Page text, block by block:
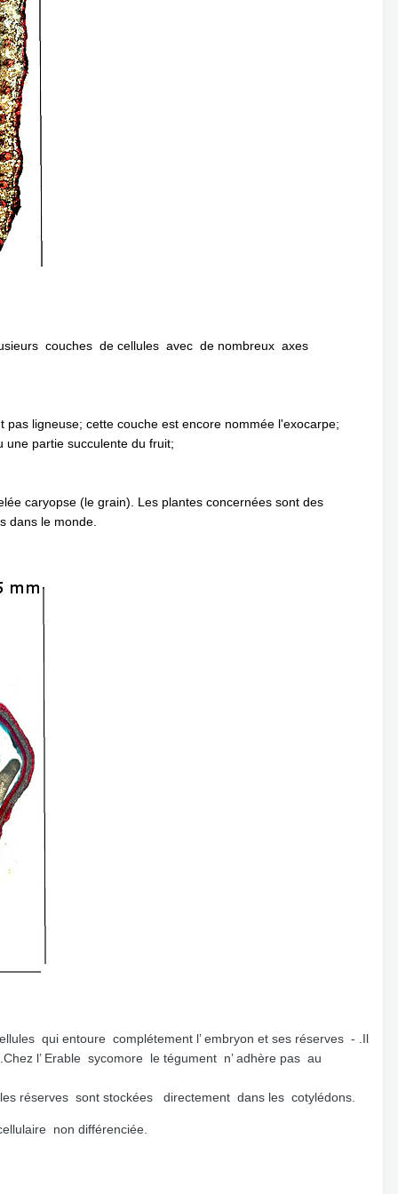
couches de cellules avec de nombreux axes
ligneuse; cette couche est encore nommée l'exocarpe;
partie succulente du fruit;
caryopse (le grain). Les plantes concernées sont des
dans le monde.
qui entoure complétement l’ embryon et ses réserves - .Il
l’ Erable sycomore le tégument n’ adhère pas au
réserves sont stockées directement dans les cotylédons.
non différenciée.